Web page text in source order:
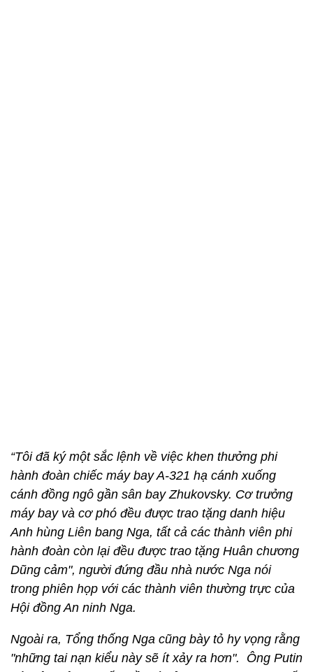
“Tôi đã ký một sắc lệnh về việc khen thưởng phi
hành đoàn chiếc máy bay A-321 hạ cánh xuống
cánh đồng ngô gần sân bay Zhukovsky. Cơ trưởng
máy bay và cơ phó đều được trao tặng danh hiệu
Anh hùng Liên bang Nga, tất cả các thành viên phi
hành đoàn còn lại đều được trao tặng Huân chương
Dũng cảm", người đứng đầu nhà nước Nga nói
trong phiên họp với các thành viên thường trực của
Hội đồng An ninh Nga.
Ngoài ra, Tổng thống Nga cũng bày tỏ hy vọng rằng
"những tai nạn kiểu này sẽ ít xảy ra hơn".
Ông Putin